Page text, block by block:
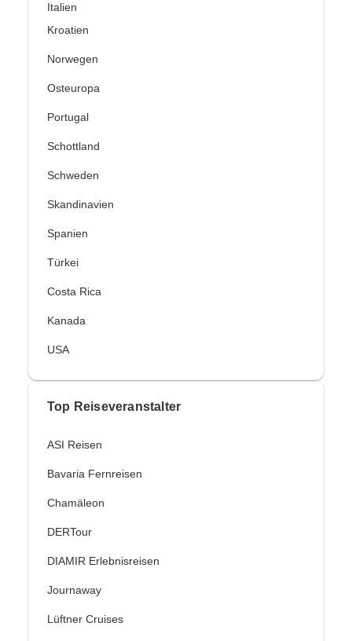
Italien
Kroatien
Norwegen
Osteuropa
Portugal
Schottland
Schweden
Skandinavien
Spanien
Türkei
Costa Rica
Kanada
USA
Top Reiseveranstalter
ASI Reisen
Bavaria Fernreisen
Chamäleon
DERTour
DIAMIR Erlebnisreisen
Journaway
Lüftner Cruises